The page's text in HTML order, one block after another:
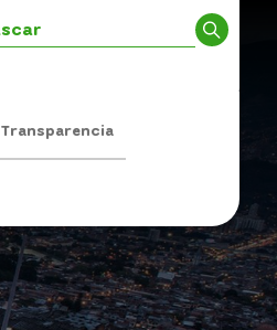
Transparencia